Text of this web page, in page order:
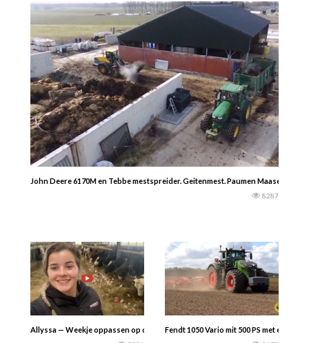
John Deere 6170M en Tebbe mestspreider. Geitenmest. Paumen Maaseik —
8287
Allyssa — Weekje oppassen op de boerderij! Koeien kuilgras en
Fendt 1050 Vario mit 500 PS met een